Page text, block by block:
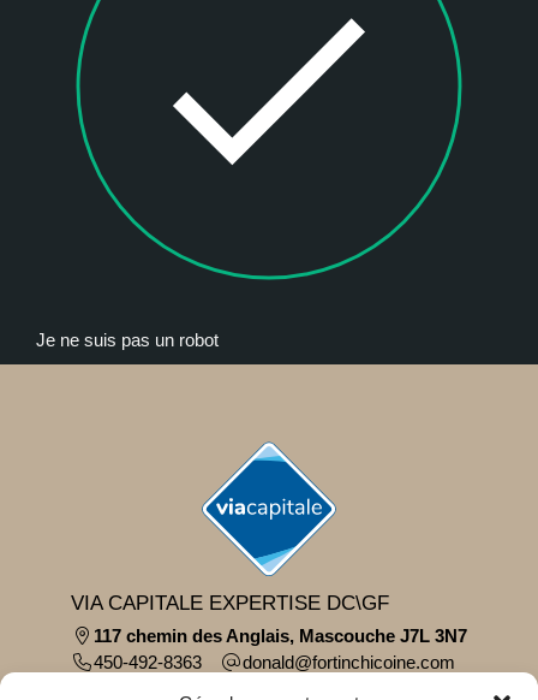
Je ne suis pas un robot
VIA CAPITALE EXPERTISE DC\GF
117 chemin des Anglais, Mascouche J7L 3N7
450-492-8363
moc.eniocihcnitrof@dlanod